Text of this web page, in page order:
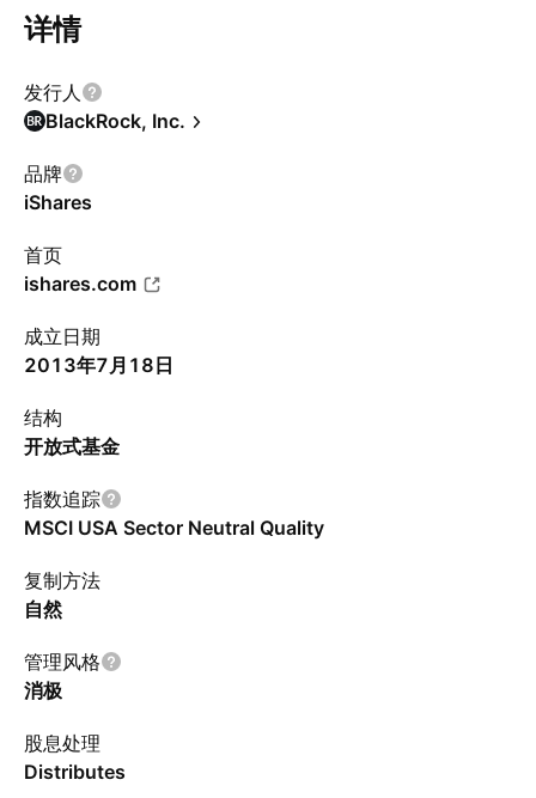
详情
发行人
BlackRock, Inc.
品牌
iShares
首页
ishares.com
成立日期
2013年7月18日
结构
开放式基金
指数追踪
MSCI USA Sector Neutral Quality
复制方法
自然
管理风格
消极
股息处理
Distributes